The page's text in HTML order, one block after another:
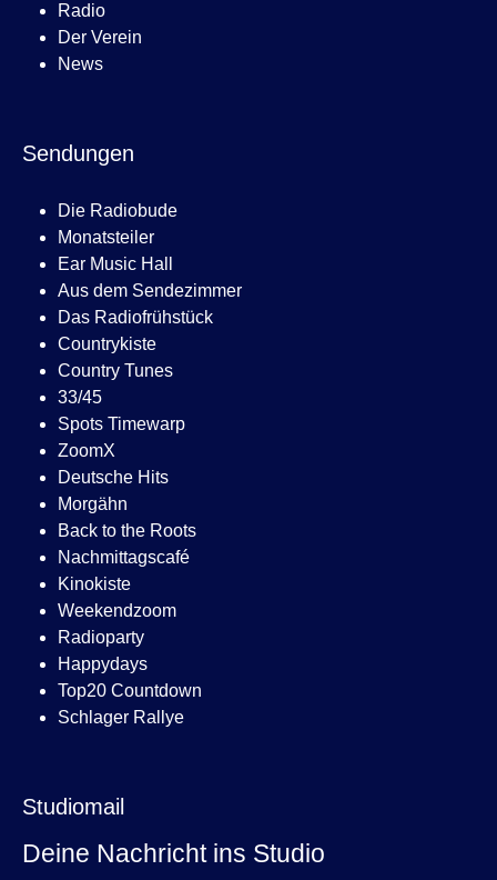
Radio
Der Verein
News
Sendungen
Die Radiobude
Monatsteiler
Ear Music Hall
Aus dem Sendezimmer
Das Radiofrühstück
Countrykiste
Country Tunes
33/45
Spots Timewarp
ZoomX
Deutsche Hits
Morgähn
Back to the Roots
Nachmittagscafé
Kinokiste
Weekendzoom
Radioparty
Happydays
Top20 Countdown
Schlager Rallye
Studiomail
Deine Nachricht ins Studio